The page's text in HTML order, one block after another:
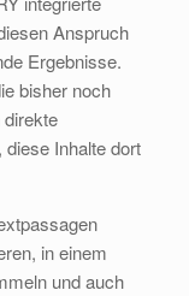
Anspruch
Ergebnisse.
bisher noch
diese Inhalte dort
in einem
und auch